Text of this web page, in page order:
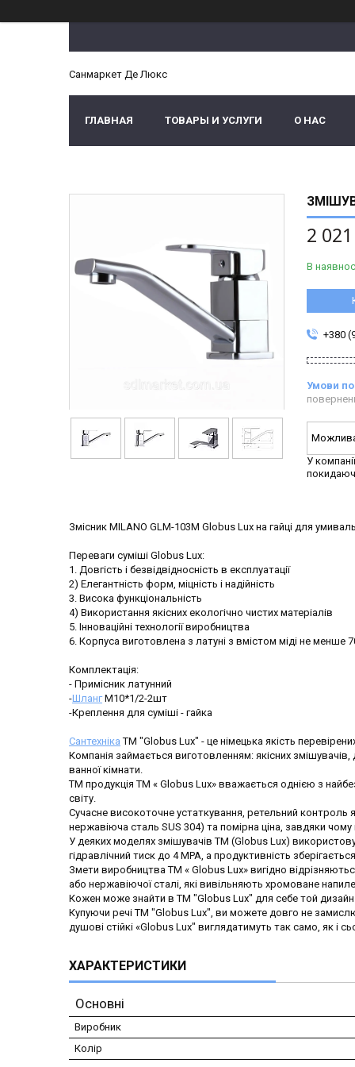
Санмаркет Де Люкс
ГЛАВНАЯ ТОВАРЫ И УСЛУГИ О НАС
2
В
+380
У
Змісник MILANO GLM-103M Globus Lux на гайці для
Переваги суміші Globus Lux:
1. Довгість і безвідвідносність в експлуатації
2) Елегантність форм, міцність і надійність
3. Висока функціональність
4) Використання якісних екологічно чистих матеріалів
5. Інноваційні технології виробництва
6. Корпуса виготовлена з латуні з вмістом міді не менше
Комплектація:
- Примісник латунний
-ШлангМ10*1/2-2шт
-Креплення для суміші - гайка
Сантехніка ТМ "Globus Lux" - це німецька якість
Компанія займається виготовленням: якісних
ванної кімнати.
ТМ продукція ТМ « Globus Lux» вважається однією з
світу.
Сучасне високоточне устаткування, ретельний контроль
нержавіюча сталь SUS 304) та помірна ціна, завдяки
У деяких моделях змішувачів ТМ (Globus Lux)
гідравлічний тиск до 4 МРА, а продуктивність
Змети виробництва ТМ « Globus Lux» вигідно
або нержавіючої сталі, які вивільняють хромоване
Кожен може знайти в ТМ "Globus Lux" для себе той дизайн
Купуючи речі ТМ "Globus Lux", ви можете довго не
душові стійкі «Globus Lux" виглядатимуть так само, як і
ХАРАКТЕРИСТИКИ
Основні
Виробник
Колір